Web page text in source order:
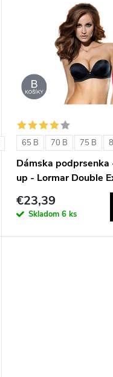
65 B 70 B 75 B
Dámska podprsenka
up - Lormar Double
€23,39
Skladom6 ks